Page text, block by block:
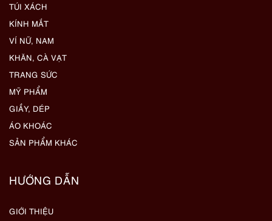
TÚI XÁCH
KÍNH MẮT
VÍ NỮ, NAM
KHĂN, CÀ VẠT
TRANG SỨC
MỸ PHẨM
GIẦY, DÉP
ÁO KHOÁC
SẢN PHẨM KHÁC
HƯỚNG DẪN
GIỚI THIỆU